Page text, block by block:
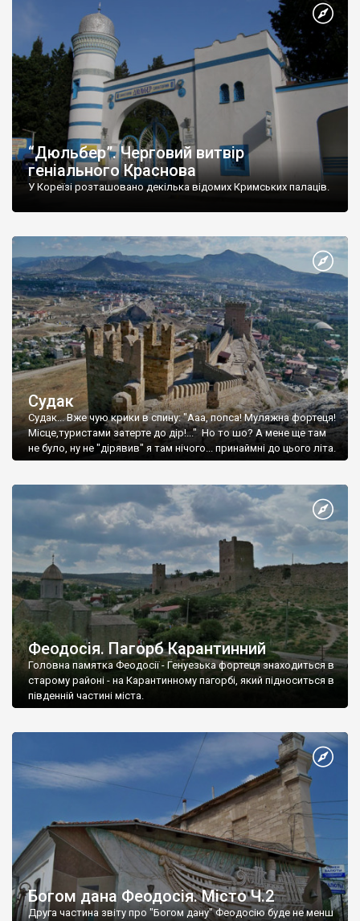
“Дюльбер”. Черговий витвір
геніального Краснова
У Кореїзі розташовано декілька відомих Кримських палаців.
Судак
Судак... Вже чую крики в спину: "Ааа, попса! Муляжна фортеця!
Місце,туристами затерте до дір!..." Но то шо? А мене ще там
не було, ну не "дірявив" я там нічого... принаймні до цього літа.
Феодосія. Пагорб Карантинний
Головна памятка Феодосії - Генуезька фортеця знаходиться в
старому районі - на Карантинному пагорбі, який підноситься в
південній частині міста.
Богом дана Феодосія. Місто Ч.2
Друга частина звіту про "Богом дану" Феодосію буде не менш